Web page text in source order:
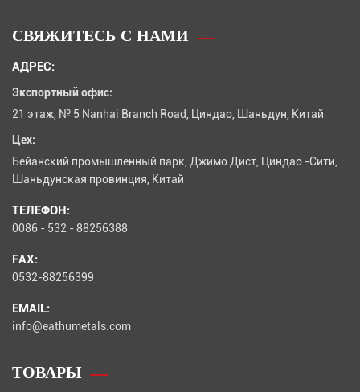
СВЯЖИТЕСЬ С НАМИ
АДРЕС:
Экспортный офис:
21 этаж, № 5 Nanhai Branch Road, Циндао, Шаньдун, Китай
Цех:
Бейанский промышленный парк, Джимо Дист, Циндао -Сити,
Шаньдунская провинция, Китай
ТЕЛЕФОН:
0086 - 532 - 88256388
FAX:
0532-88256399
EMAIL:
info@eathumetals.com
ТОВАРЫ